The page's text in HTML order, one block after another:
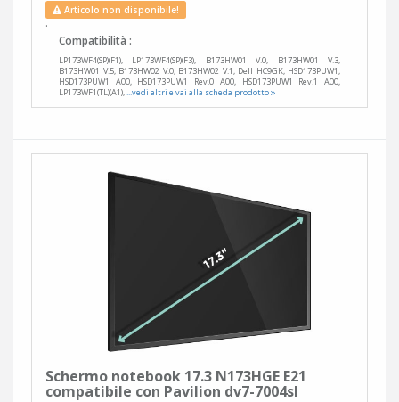
Articolo non disponibile!
.
Compatibilità :
LP173WF4(SP)(F1), LP173WF4(SP)(F3), B173HW01 V.0, B173HW01 V.3,
B173HW01 V.5, B173HW02 V.0, B173HW02 V.1, Dell HC9GK, HSD173PUW1,
HSD173PUW1 A00, HSD173PUW1 Rev.0 A00, HSD173PUW1 Rev.1 A00,
LP173WF1(TL)(A1),...vedi altri e vai alla scheda prodotto
Schermo notebook 17.3 N173HGE E21
compatibile con Pavilion dv7-7004sl